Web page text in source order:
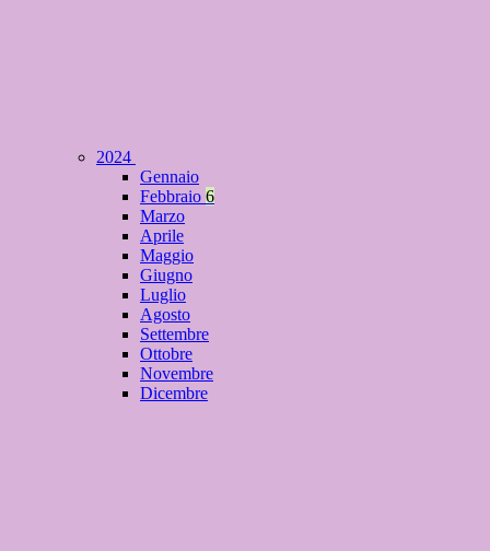
2024
Gennaio
Febbraio 6
Marzo
Aprile
Maggio
Giugno
Luglio
Agosto
Settembre
Ottobre
Novembre
Dicembre